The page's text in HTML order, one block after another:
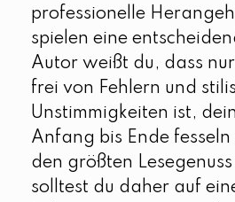
professionelle
spielen eine
Autor weißt du, dass
frei von Fehlern und
Unstimmigkeiten ist,
Anfang bis Ende
den größten
solltest du daher auf